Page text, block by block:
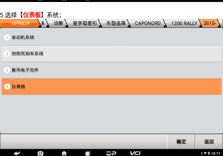
5.选择【仪表板】系统；